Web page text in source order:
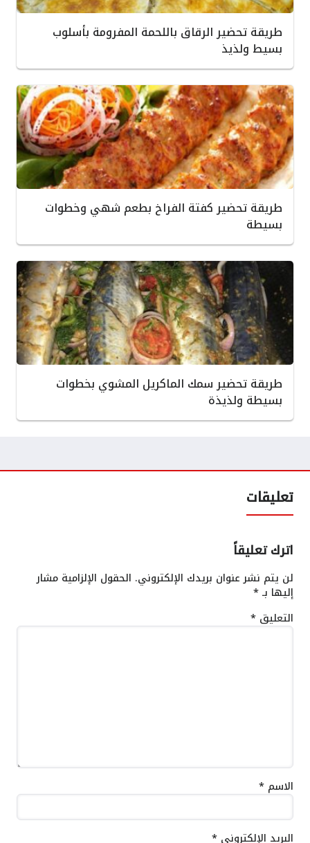
طريقة تحضير الرقاق باللحمة المفرومة بأسلوب
بسيط ولذيذ
طريقة تحضير كفتة الفراخ بطعم شهي وخطوات
بسيطة
طريقة تحضير سمك الماكريل المشوي بخطوات
بسيطة ولذيذة
تعليقات
اترك تعليقاً
لن يتم نشر عنوان بريدك الإلكتروني. الحقول الإلزامية مشار
إليها بـ*
التعليق *
الاسم *
البريد الإلكتروني *